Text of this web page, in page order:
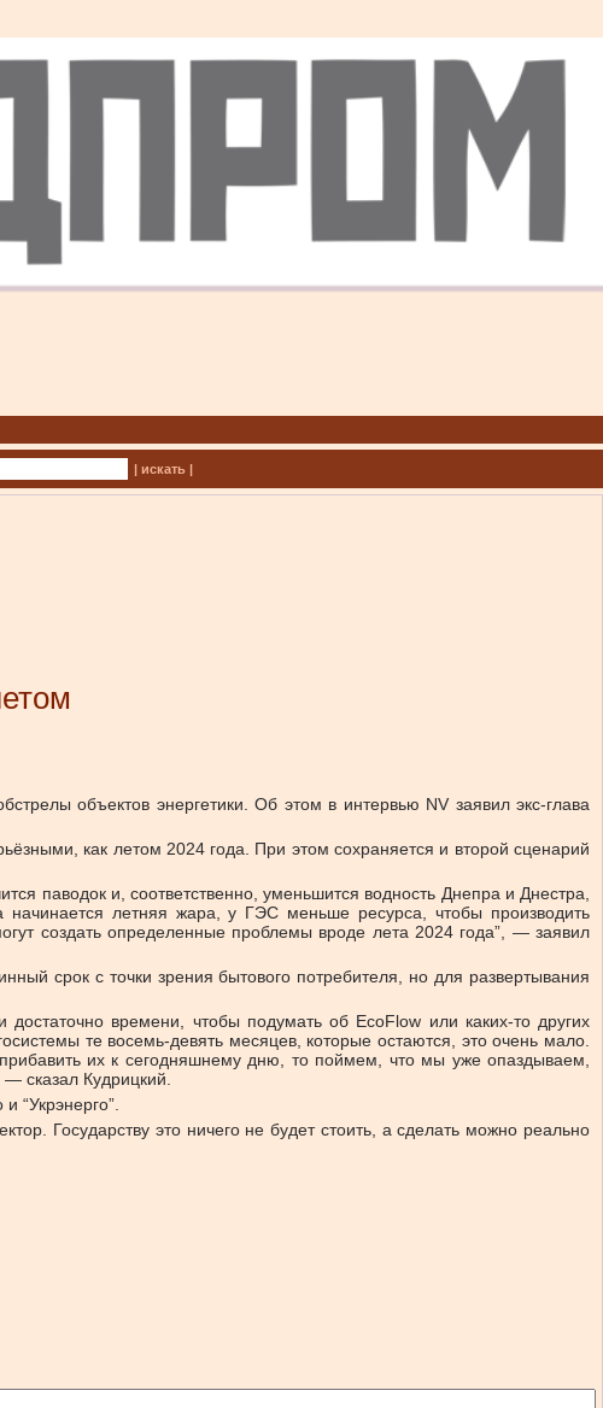
| искать |
объектов энергетики. Об этом в интервью NV заявил экс-глава
как летом 2024 года. При этом сохраняется и второй сценарий
паводок и, соответственно, уменьшится водность Днепра и Днестра,
начинается летняя жара, у ГЭС меньше ресурса, чтобы производить
создать определенные проблемы вроде лета 2024 года”, — заявил
срок с точки зрения бытового потребителя, но для развертывания
времени, чтобы подумать об EcoFlow или каких-то других
те восемь-девять месяцев, которые остаются, это очень мало.
их к сегодняшнему дню, то поймем, что мы уже опаздываем,
сказал Кудрицкий.
“Укрэнерго”.
Государству это ничего не будет стоить, а сделать можно реально